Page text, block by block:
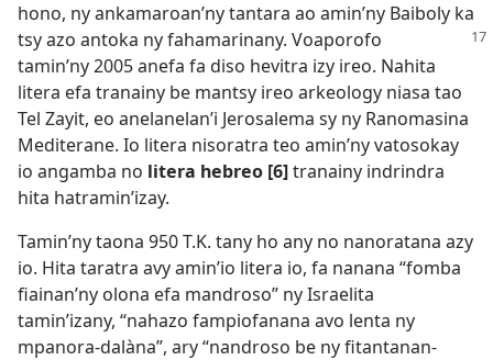
hono, ny ankamaroan’ny tantara ao amin’ny Baiboly ka
tsy azo antoka ny fahamarinany. Voaporofo
tamin’ny 2005 anefa fa diso hevitra izy ireo. Nahita
litera efa tranainy be mantsy ireo arkeology niasa tao
Tel Zayit, eo anelanelan’i Jerosalema sy ny Ranomasina
Mediterane. Io litera nisoratra teo amin’ny vatosokay
io angamba no litera hebreo [6]tranainy indrindra
hita hatramin’izay.
Tamin’ny taona 950 T.K. tany ho any no nanoratana azy
io. Hita taratra avy amin’io litera io, fa nanana “fomba
fiainan’ny olona efa mandroso” ny Israelita
tamin’izany, “nahazo fampiofanana avo lenta ny
mpanora-dalàna”, ary “nandroso be ny fitantanan-